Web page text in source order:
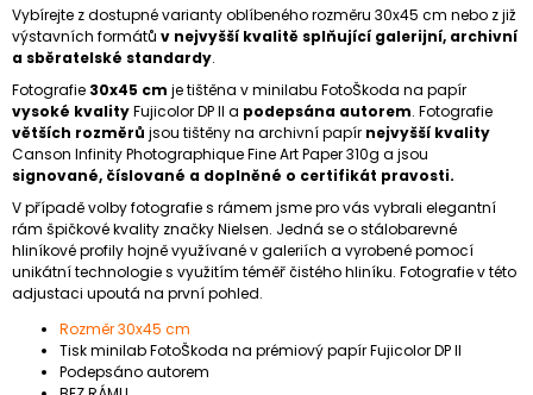
Vybírejte z dostupné varianty oblíbeného rozměru 30x45 cm nebo z již
výstavních formátů v nejvyšší kvalitě splňující galerijní, archivní
a sběratelské standardy.
Fotografie 30x45 cm je tištěna v minilabu FotoŠkoda na papír
vysoké kvalityFujicolor DP II a podepsána autorem. Fotografie
větších rozměrů jsou tištěny na archivní papír nejvyšší kvality
Canson Infinity Photographique Fine Art Paper 310g a jsou
signované, číslované a doplněné o certifikát pravosti.
V případě volby fotografie s rámem jsme pro vás vybrali elegantní
rám špičkové kvality značky Nielsen. Jedná se o stálobarevné
hliníkové profily hojně využívané v galeriích a vyrobené pomocí
unikátní technologie s využitím téměř čistého hliníku. Fotografie v této
adjustaci upoutá na první pohled.
Rozměr 30x45 cm
Tisk minilab FotoŠkoda na prémiový papír Fujicolor DP II
Podepsáno autorem